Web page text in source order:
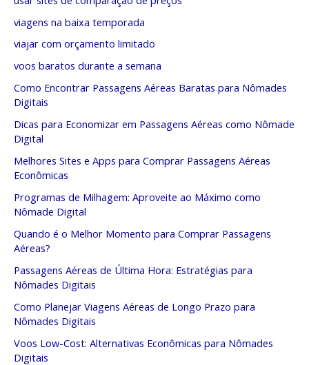
viagens na baixa temporada
viajar com orçamento limitado
voos baratos durante a semana
Como Encontrar Passagens Aéreas Baratas para Nômades
Digitais
Dicas para Economizar em Passagens Aéreas como Nômade
Digital
Melhores Sites e Apps para Comprar Passagens Aéreas
Econômicas
Programas de Milhagem: Aproveite ao Máximo como
Nômade Digital
Quando é o Melhor Momento para Comprar Passagens
Aéreas?
Passagens Aéreas de Última Hora: Estratégias para
Nômades Digitais
Como Planejar Viagens Aéreas de Longo Prazo para
Nômades Digitais
Voos Low-Cost: Alternativas Econômicas para Nômades
Digitais